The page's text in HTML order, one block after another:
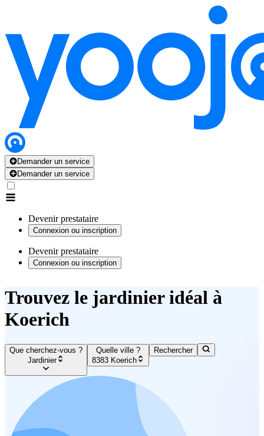
Demander un service
Demander un service
Devenir prestataire
Connexion ou inscription
Devenir prestataire
Connexion ou inscription
Trouvez le jardinier idéal à
Koerich
Que cherchez-vous ?
Jardinier
Quelle ville ?
8383 Koerich
Rechercher